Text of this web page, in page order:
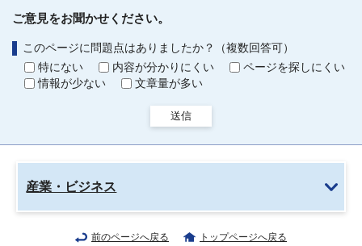
ご意見をお聞かせください。
このページに問題点はありましたか？（複数回答可）
特にない
内容が分かりにくい
ページを探しにくい
情報が少ない
文章量が多い
送信
産業・ビジネス
前のページへ戻る トップページへ戻る